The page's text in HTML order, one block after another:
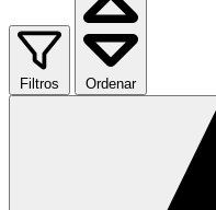
Filtros Ordenar